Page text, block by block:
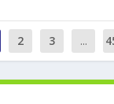
2 3 ...